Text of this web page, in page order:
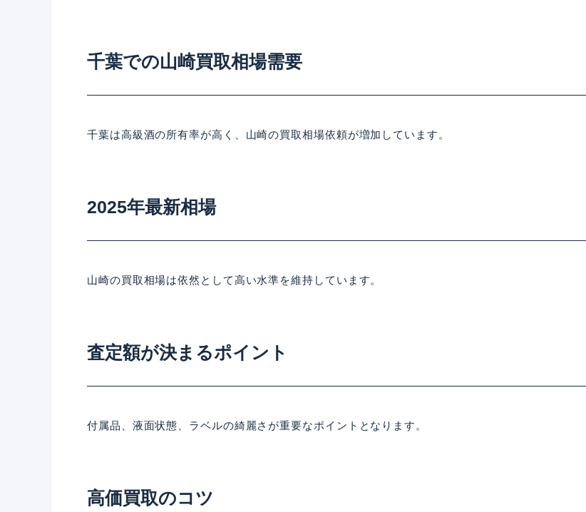
千葉での山崎買取相場需要
千葉は高級酒の所有率が高く、山崎の買取相場依頼が増加しています。
2025年最新相場
山崎の買取相場は依然として高い水準を維持しています。
査定額が決まるポイント
付属品、液面状態、ラベルの綺麗さが重要なポイントとなります。
高価買取のコツ